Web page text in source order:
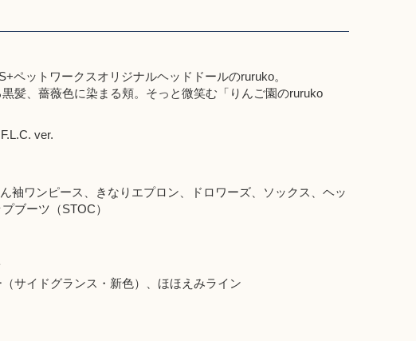
ペットワークスオリジナルヘッドドールのruruko。
髪、薔薇色に染まる頬。そっと微笑む「りんご園のruruko
ver.
袖ワンピース、きなりエプロン、ドロワーズ、ソックス、ヘッ
ブーツ（STOC）
サイドグランス・新色）、ほほえみライン